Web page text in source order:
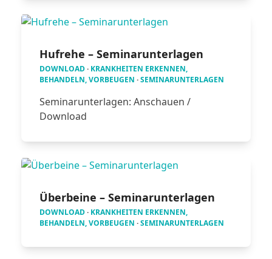
Hufrehe – Seminarunterlagen
DOWNLOAD· KRANKHEITEN ERKENNEN,
BEHANDELN, VORBEUGEN ·SEMINARUNTERLAGEN
Seminarunterlagen: Anschauen /
Download
Überbeine – Seminarunterlagen
DOWNLOAD· KRANKHEITEN ERKENNEN,
BEHANDELN, VORBEUGEN ·SEMINARUNTERLAGEN